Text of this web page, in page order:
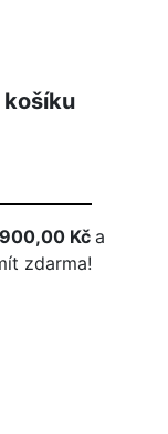
Kča
zdarma!